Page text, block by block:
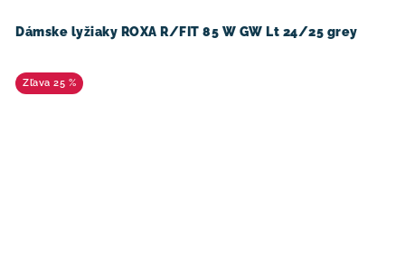
Dámske lyžiaky ROXA R/FIT 85 W GW Lt 24/25 grey
25 %